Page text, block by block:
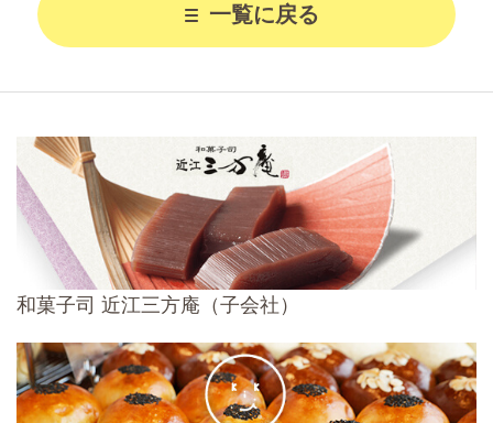
一覧に戻る
和菓子司 近江三方庵（子会社）